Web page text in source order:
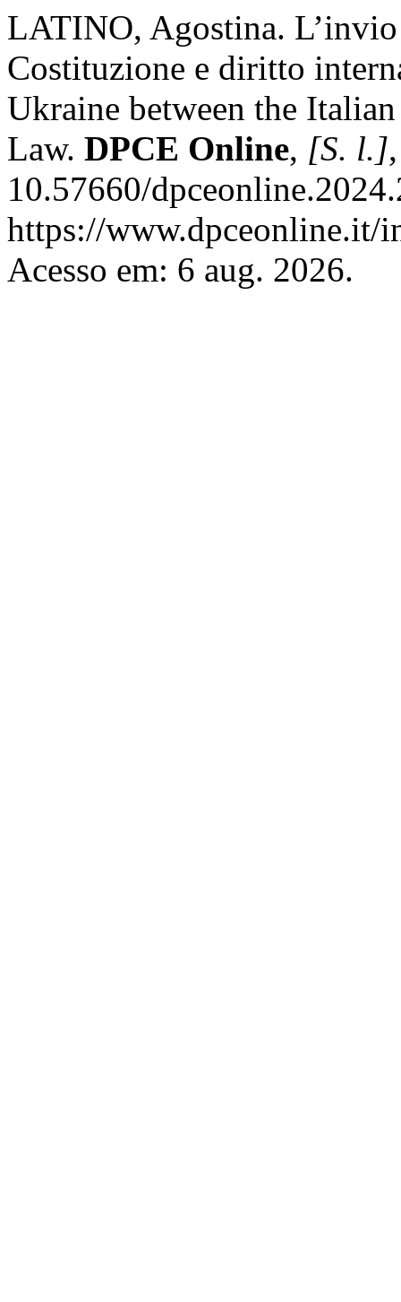
LATINO, Agostina.
Costituzione e diritto
Ukraine between the
Law. DPCE Online, [S. l.]
10.57660/
https://www.dpceonline.it/
Acesso em: 6 aug. 2026.